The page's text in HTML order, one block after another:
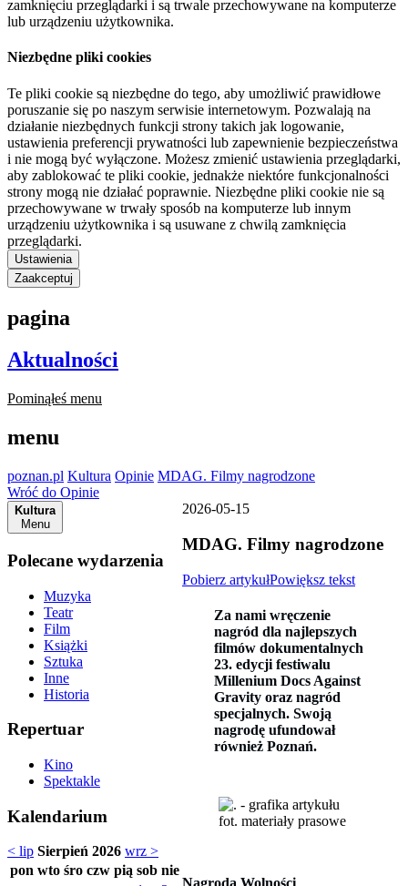
zamknięciu przeglądarki i są trwale przechowywane na komputerze
lub urządzeniu użytkownika.
Niezbędne pliki cookies
Te pliki cookie są niezbędne do tego, aby umożliwić prawidłowe
poruszanie się po naszym serwisie internetowym. Pozwalają na
działanie niezbędnych funkcji strony takich jak logowanie,
ustawienia preferencji prywatności lub zapewnienie bezpieczeństwa
i nie mogą być wyłączone. Możesz zmienić ustawienia przeglądarki,
aby zablokować te pliki cookie, jednakże niektóre funkcjonalności
strony mogą nie działać poprawnie. Niezbędne pliki cookie nie są
przechowywane w trwały sposób na komputerze lub innym
urządzeniu użytkownika i są usuwane z chwilą zamknięcia
przeglądarki.
Ustawienia
Zaakceptuj
pagina
Aktualności
Pominąłeś menu
menu
poznan.pl Kultura Opinie MDAG. Filmy nagrodzone
Wróć do Opinie
Kultura
Menu
Polecane wydarzenia
Muzyka
Teatr
Film
Książki
Sztuka
Inne
Historia
Repertuar
Kino
Spektakle
Kalendarium
< lip Sierpień 2026 wrz >
pon wto śro czw pią sob nie
2026-05-15
MDAG. Filmy nagrodzone
Pobierz artykułPowiększ tekst
Za nami wręczenie
nagród dla najlepszych
filmów dokumentalnych
23. edycji festiwalu
Millenium Docs Against
Gravity oraz nagród
specjalnych. Swoją
nagrodę ufundował
również Poznań.
fot. materiały prasowe
Nagroda Wolności